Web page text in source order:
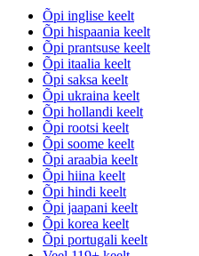
Õpi inglise keelt
Õpi hispaania keelt
Õpi prantsuse keelt
Õpi itaalia keelt
Õpi saksa keelt
Õpi ukraina keelt
Õpi hollandi keelt
Õpi rootsi keelt
Õpi soome keelt
Õpi araabia keelt
Õpi hiina keelt
Õpi hindi keelt
Õpi jaapani keelt
Õpi korea keelt
Õpi portugali keelt